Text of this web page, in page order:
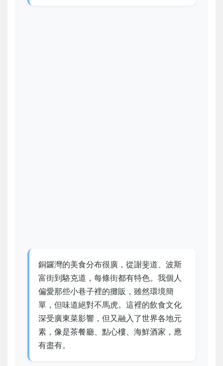
銅鑼灣的美食分布很廣，從謝斐道、波斯
富街到駱克道，每條街都有特色。我個人
偏愛那些小巷子裡的攤販，雖然環境簡
單，但味道絕對不馬虎。這裡的飲食文化
深受廣東菜影響，但又融入了世界各地元
素，像是茶餐廳、點心樓、海鮮酒家，應
有盡有。